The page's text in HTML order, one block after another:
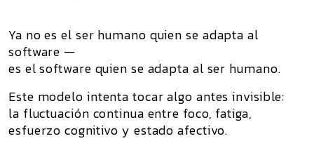
Ya no es el ser humano quien se adapta al
software —
es el software quien se adapta al ser humano.
Este modelo intenta tocar algo antes invisible:
la fluctuación continua entre foco, fatiga,
esfuerzo cognitivo y estado afectivo.